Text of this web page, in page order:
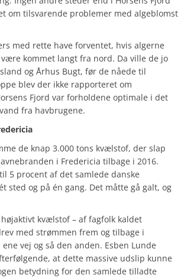
om tilsvarende problemer med algeblomst
med rette have forventet, hvis algerne
kommet langt fra nord. Da ville de jo
og Århus Bugt, før de nåede til
blev der ikke rapporteret om
Fjord var forholdene optimale i det
fra havbrugene.
de knap 3.000 tons kvælstof, der slap
i Fredericia tilbage i 2016.
5 procent af det samlede danske
sted og på én gang. Det måtte gå galt, og
kvælstof – af fagfolk kaldet
med strømmen frem og tilbage i
vej og så den anden. Esben Lunde
at dette massive udslip kunne
betydning for den samlede tilladte